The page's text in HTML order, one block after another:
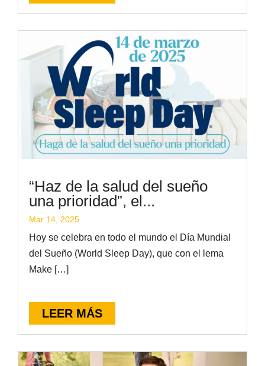
“Haz de la salud del sueño
una prioridad”, el...
Mar 14, 2025
Hoy se celebra en todo el mundo el Día Mundial
del Sueño (World Sleep Day), que con el lema
Make […]
LEER MÁS